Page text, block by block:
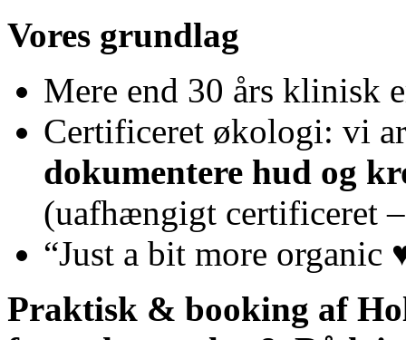
Vores grundlag
Mere end 30 års klinisk
Certificeret økologi: vi
dokumentere hud og
(uafhængigt certificeret
“Just a bit more organic
Praktisk & booking af